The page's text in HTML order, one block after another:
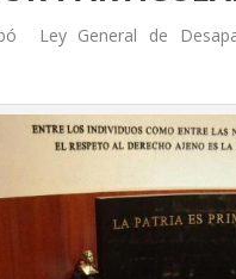
Ley General de